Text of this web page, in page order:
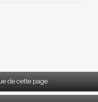
de cette page